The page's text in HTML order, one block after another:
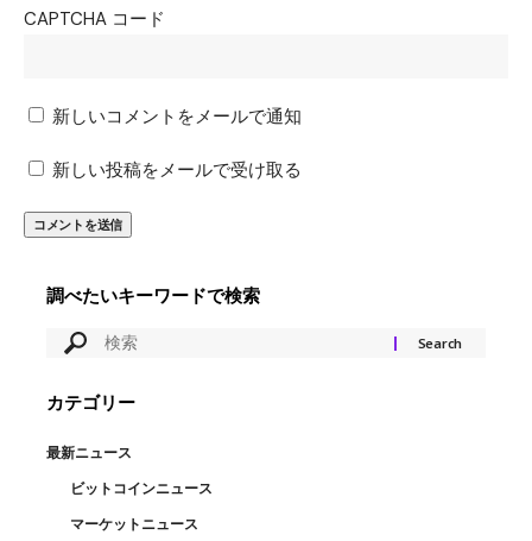
CAPTCHA コード
新しいコメントをメールで通知
新しい投稿をメールで受け取る
調べたいキーワードで検索
カテゴリー
最新ニュース
ビットコインニュース
マーケットニュース